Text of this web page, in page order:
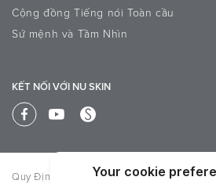
Cộng đồng Tiếng nói Toàn cầu
Sứ mệnh và Tầm Nhìn
KẾT NỐI VỚI NU SKIN
Quy Định & Chính Sách Global Privacy